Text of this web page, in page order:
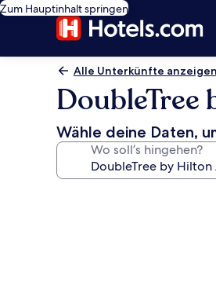
Zum Hauptinhalt springen
Alle Unterkünfte anzeigen
DoubleTree
Wähle deine Daten,
Wo soll’s hingehen?